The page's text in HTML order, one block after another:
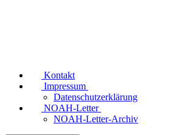
Kontakt
Impressum
Datenschutzerklärung
NOAH-Letter
NOAH-Letter-Archiv